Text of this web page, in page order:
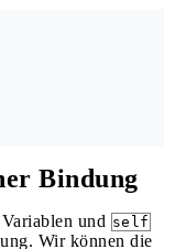
Bindung
und self
Wir können die